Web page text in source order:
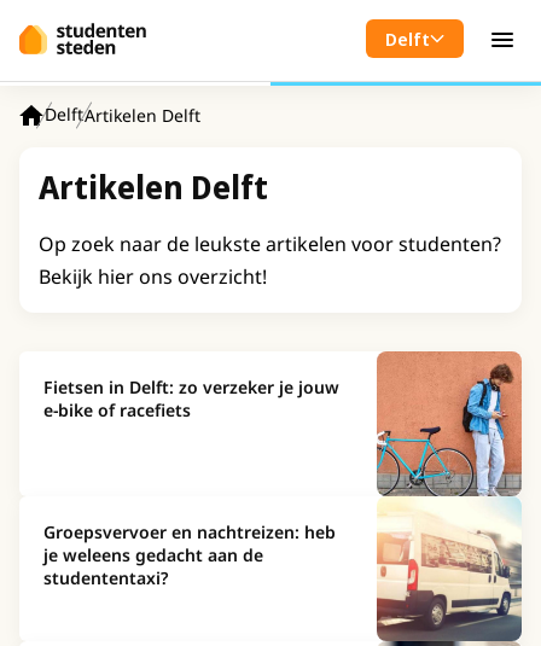
Delft
DelftArtikelen Delft
Artikelen Delft
Op zoek naar de leukste artikelen voor studenten?
Bekijk hier ons overzicht!
Fietsen in Delft: zo verzeker je jouw
e-bike of racefiets
Groepsvervoer en nachtreizen: heb
je weleens gedacht aan de
studententaxi?